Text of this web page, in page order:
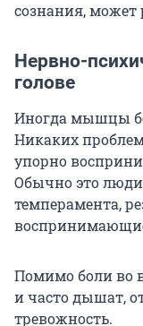
сознания, может
Нервно-
голове
Иногда мышцы
Никаких
упорно
Обычно это
темперамента,
Помимо боли во
и часто дышат,
тревожность.